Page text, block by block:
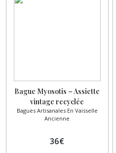
Bague Myosotis – Assiette
vintage recyclée
Bagues Artisanales En Vaisselle
Ancienne
36€